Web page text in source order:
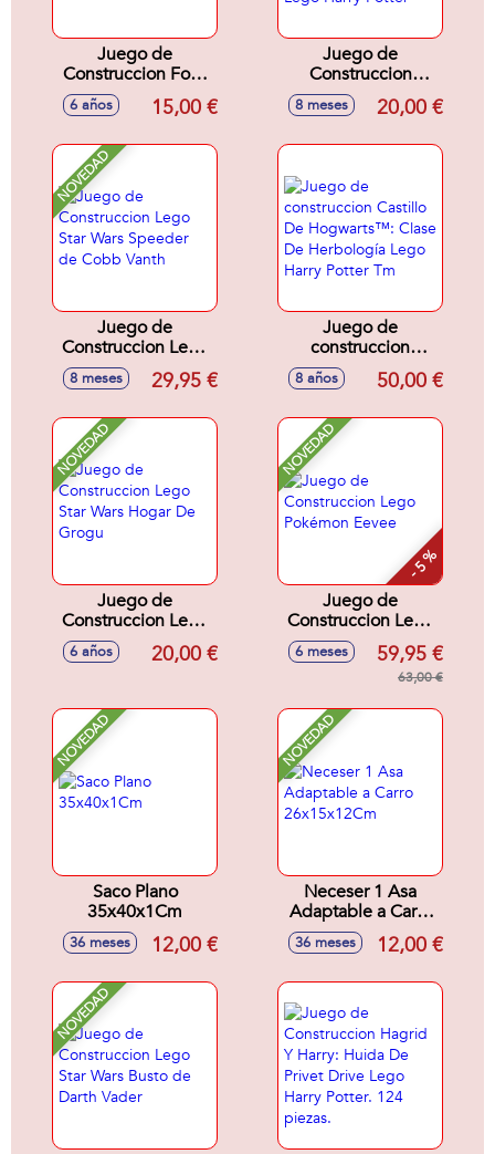
Juego de
Construccion Ford
Anglia Volador
Lego Harry Potter
6 años 15,00 €
Juego de
Construccion
Castillo De
Hogwarts Clase De
8 meses 20,00 €
NOVEDAD
Juego de
Construccion Lego
Star Wars Speeder
de Cobb Vanth
8 meses 29,95 €
Juego de
construccion
Castillo De
Hogwarts™: Clase
Lego Harry Potter
8 años 50,00 €
NOVEDAD
Juego de
Construccion Lego
Star Wars Hogar De
Grogu
6 años 20,00 €
NOVEDAD
- 5 %
Juego de
Construccion Lego
Pokémon Eevee
6 meses 59,95 €
63,00 €
NOVEDAD
Saco Plano
35x40x1Cm
36 meses 12,00 €
NOVEDAD
Neceser 1 Asa
Adaptable a Carro
26x15x12Cm
36 meses 12,00 €
NOVEDAD